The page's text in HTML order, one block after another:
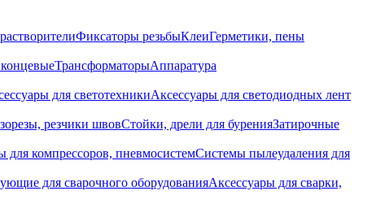
Фиксаторы резьбыКлеиГерметики, пены
ТрансформаторыАппаратура
для светотехникиАксессуары для светодиодных лент
резчики швовСтойки, дрели для буренияЗатирочные
для компрессоров, пневмосистемСистемы пылеудаления для
для сварочного оборудованияАксессуары для сварки,